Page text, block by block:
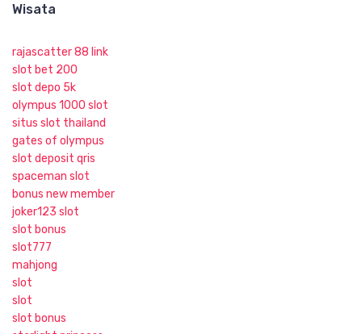
Wisata
rajascatter 88 link
slot bet 200
slot depo 5k
olympus 1000 slot
situs slot thailand
gates of olympus
slot deposit qris
spaceman slot
bonus new member
joker123 slot
slot bonus
slot777
mahjong
slot
slot
slot bonus